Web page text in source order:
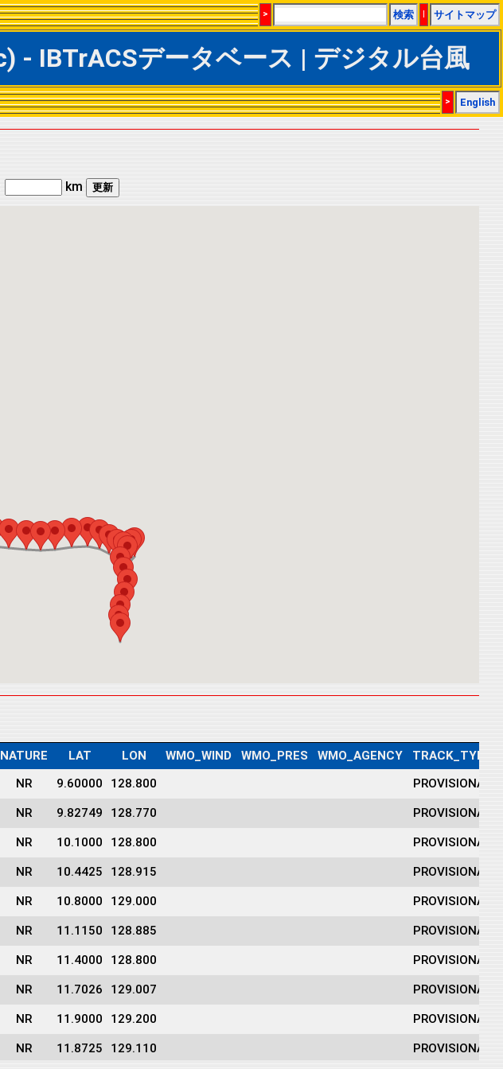
> 検索 | サイトマップ
- IBTrACSデータベース | デジタル台風
> English
km
NATURE LAT LON WMO_WIND WMO_PRES WMO_AGENCY TRACK_TYPE
NR 9.60000 128.800 PROVISIONAL
NR 9.82749 128.770 PROVISIONAL
NR 10.1000 128.800 PROVISIONAL
NR 10.4425 128.915 PROVISIONAL
NR 10.8000 129.000 PROVISIONAL
NR 11.1150 128.885 PROVISIONAL
NR 11.4000 128.800 PROVISIONAL
NR 11.7026 129.007 PROVISIONAL
NR 11.9000 129.200 PROVISIONAL
NR 11.8725 129.110 PROVISIONAL